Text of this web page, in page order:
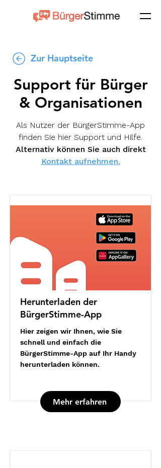
Zur Hauptseite
Support für Bürger
& Organisationen
Als Nutzer der BürgerStimme-App
finden Sie hier Support und Hilfe.
Alternativ können Sie auch direkt
Kontakt aufnehmen.
Herunterladen der
BürgerStimme-App
Hier zeigen wir Ihnen, wie Sie
schnell und einfach die
BürgerStimme-App auf Ihr Handy
herunterladen können.
Mehr erfahren